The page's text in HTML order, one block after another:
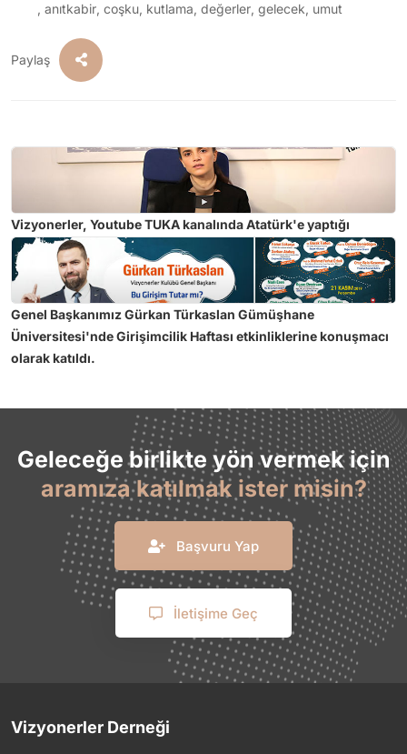
, anıtkabir, coşku, kutlama, değerler, gelecek, umut
Paylaş
Vizyonerler, Youtube TUKA kanalında Atatürk'e yaptığı
hakaretlerden dolayı Tuğçe Kazaz hakkında suç duyurusunda
bulunuldu.
Genel Başkanımız Gürkan Türkaslan Gümüşhane
Üniversitesi'nde Girişimcilik Haftası etkinliklerine konuşmacı
olarak katıldı.
Geleceğe birlikte yön vermek için
aramıza katılmak ister misin?
Başvuru Yap
İletişime Geç
Vizyonerler Derneği